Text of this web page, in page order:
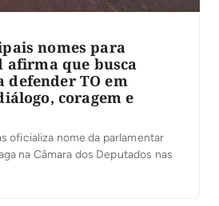
nomes para
afirma que busca
defender TO em
coragem e
oficializa nome da parlamentar
na Câmara dos Deputados nas